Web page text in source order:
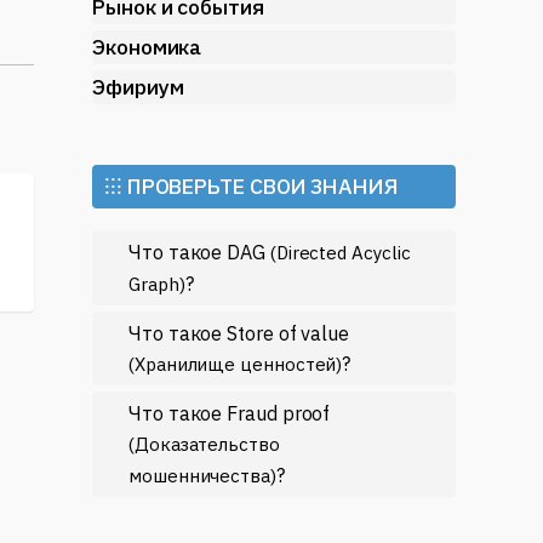
Рынок и события
Экономика
Эфириум
⁝⁝⁝ ПРОВЕРЬТЕ СВОИ ЗНАНИЯ
Что такое DAG (Directed Acyclic
Graph)?
Что такое Store of value
(Хранилище ценностей)?
Что такое Fraud proof
(Доказательство
мошенничества)?